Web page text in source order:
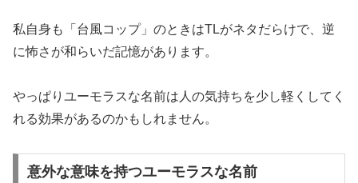
私自身も「台風コップ」のときはTLがネタだらけで、逆
に怖さが和らいだ記憶があります。
やっぱりユーモラスな名前は人の気持ちを少し軽くしてく
れる効果があるのかもしれません。
意外な意味を持つユーモラスな名前